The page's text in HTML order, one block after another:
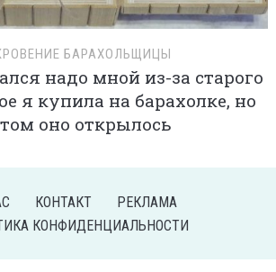
БАРАХОЛЬЩИЦЫ
надо мной из-за старого
я купила на барахолке, но
оно открылось
КОНТАКТ
РЕКЛАМА
КОНФИДЕНЦИАЛЬНОСТИ